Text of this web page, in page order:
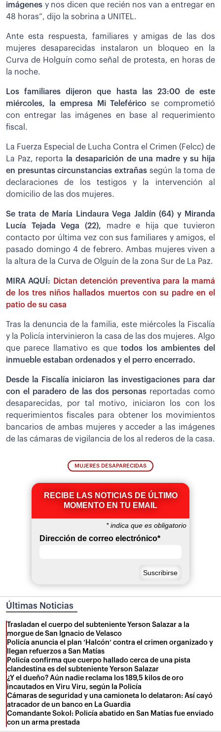
imágenes y nos dicen que recién nos van a entregar en
48 horas”, dijo la sobrina a UNITEL.
Ante esta respuesta, familiares y amigas de las dos
mujeres desaparecidas instalaron un bloqueo en la
Curva de Holguín como señal de protesta, en horas de
la noche.
Los familiares dijeron que hasta las 23:00 de este
miércoles, la empresa Mi Teleférico se comprometió
con entregar las imágenes en base al requerimiento
fiscal.
La Fuerza Especial de Lucha Contra el Crimen (Felcc) de
La Paz, reporta
la desaparición de una madre y su hija
en presuntas circunstancias extrañas según la toma de
declaraciones de los testigos y la intervención al
domicilio de las dos mujeres.
Se trata de María Lindaura Vega Jaldín (64) y Miranda
Lucía Tejada Vega (22), madre e hija que tuvieron
contacto por última vez con sus familiares y amigos, el
pasado domingo 4 de febrero. Ambas mujeres viven a
la altura de la Curva de Olguín de la zona Sur de La Paz.
MIRA AQUÍ:
Dictan detención preventiva para la mamá
de los tres niños hallados muertos con su padre en el
patio de su casa
Tras la denuncia de la familia, este miércoles la Fiscalía
y la Policía intervinieron la casa de las dos mujeres. Algo
que parece llamativo es que todos los ambientes del
inmueble estaban ordenados y el perro encerrado.
Desde la Fiscalía iniciaron las investigaciones para dar
con el paradero de las dos personas reportadas como
desaparecidas, por tal motivo, iniciaron los con los
requerimientos fiscales para obtener los movimientos
bancarios de ambas mujeres y acceder a las imágenes
de las cámaras de vigilancia de los al rederos de la casa.
MUJERES DESAPARECIDAS
RECIBE LAS NOTICIAS DE ÚLTIMO
MOMENTO EN TU EMAIL
*indica que es obligatorio
Dirección de correo electrónico*
Últimas Noticias
Trasladan el cuerpo del subteniente Yerson Salazar a la
morgue de San Ignacio de Velasco
Policía anuncia el plan ‘Halcón’ contra el crimen organizado y
llegan refuerzos a San Matías
Policía confirma que cuerpo hallado cerca de una pista
clandestina es del subteniente Yerson Salazar
¿Y el dueño? Aún nadie reclama los 189,5 kilos de oro
incautados en Viru Viru, según la Policía
Cámaras de seguridad y una camioneta lo delataron: Así cayó
atracador de un banco en La Guardia
Comandante Sokol: Policía abatido en San Matías fue enviado
con un arma prestada